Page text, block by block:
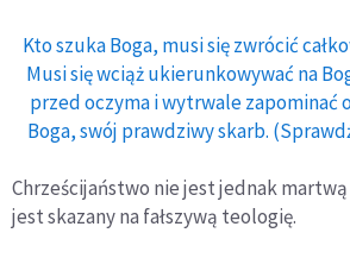
Kto szuka Boga, musi się zwrócić
Musi się wciąż ukierunkowywać na
przed oczyma i wytrwale zapominać
Boga, swój prawdziwy skarb.
Chrześcijaństwo nie jest jednak martwą
jest skazany na fałszywą teologię.